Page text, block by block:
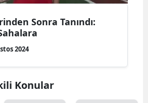
Sonra Tanındı:
2024
Konular